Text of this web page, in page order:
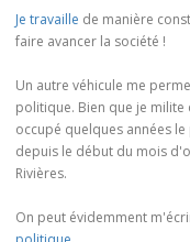
Je travaille de manière
faire avancer la société !
Un autre véhicule me
politique. Bien que je milite
occupé quelques années
depuis le début du mois
Rivières.
On peut évidemment